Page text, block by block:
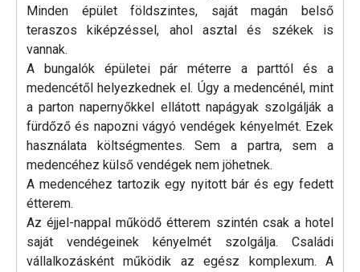
Minden épület földszintes, saját magán belső
teraszos kiképzéssel, ahol asztal és székek is
vannak.
A bungalók épületei pár méterre a parttól és a
medencétől helyezkednek el. Úgy a medencénél, mint
a parton napernyőkkel ellátott napágyak szolgálják a
fürdőző és napozni vágyó vendégek kényelmét. Ezek
használata költségmentes. Sem a partra, sem a
medencéhez külső vendégek nem jöhetnek.
A medencéhez tartozik egy nyitott bár és egy fedett
étterem.
Az éjjel-nappal működő étterem szintén csak a hotel
saját vendégeinek kényelmét szolgálja. Családi
vállalkozásként működik az egész komplexum. A